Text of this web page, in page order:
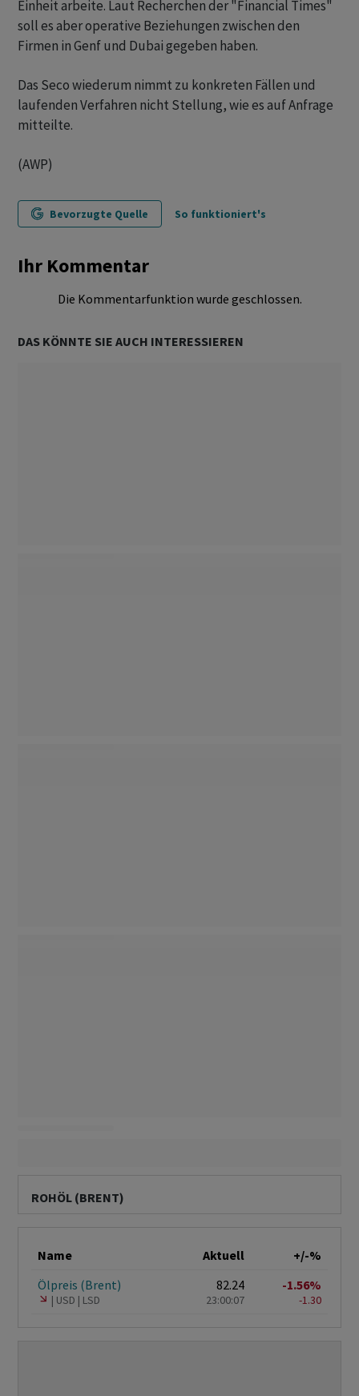
Einheit arbeite. Laut Recherchen der "Financial Times"
soll es aber operative Beziehungen zwischen den
Firmen in Genf und Dubai gegeben haben.
Das Seco wiederum nimmt zu konkreten Fällen und
laufenden Verfahren nicht Stellung, wie es auf Anfrage
mitteilte.
(AWP)
Bevorzugte Quelle So funktioniert's
Ihr Kommentar
Die Kommentarfunktion wurde geschlossen.
DAS KÖNNTE SIE AUCH INTERESSIEREN
ROHÖL (BRENT)
Name Aktuell
+/-%
Ölpreis (Brent)
USD LSD
82.24
23:00:07
-1.56%
-1.30